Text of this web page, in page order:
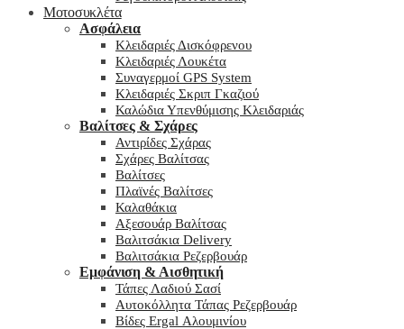
Μοτοσυκλέτα
Ασφάλεια
Κλειδαριές Δισκόφρενου
Κλειδαριές Λουκέτα
Συναγερμοί GPS System
Κλειδαριές Σκριπ Γκαζιού
Καλώδια Υπενθύμισης Κλειδαριάς
Βαλίτσες & Σχάρες
Αντιρίδες Σχάρας
Σχάρες Βαλίτσας
Βαλίτσες
Πλαϊνές Βαλίτσες
Καλαθάκια
Αξεσουάρ Βαλίτσας
Βαλιτσάκια Delivery
Βαλιτσάκια Ρεζερβουάρ
Εμφάνιση & Αισθητική
Τάπες Λαδιού Σασί
Αυτοκόλλητα Τάπας Ρεζερβουάρ
Βίδες Ergal Αλουμινίου